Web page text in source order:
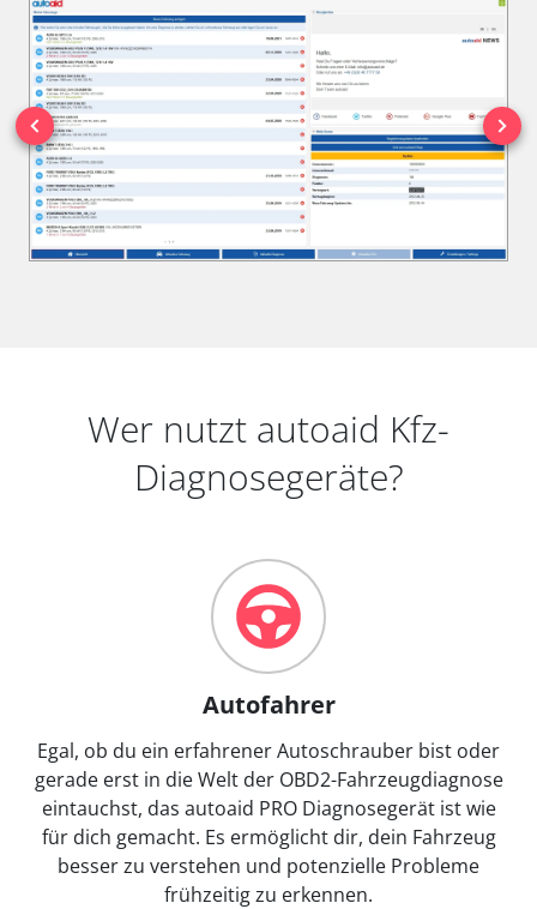
Wer nutzt autoaid Kfz-
Diagnosegeräte?
Autofahrer
Egal, ob du ein erfahrener Autoschrauber bist oder
gerade erst in die Welt der OBD2-Fahrzeugdiagnose
eintauchst, das autoaid PRO Diagnosegerät ist wie
für dich gemacht. Es ermöglicht dir, dein Fahrzeug
besser zu verstehen und potenzielle Probleme
frühzeitig zu erkennen.